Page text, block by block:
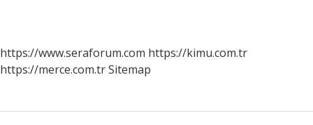
https://www.seraforum.com https://kimu.com.tr
https://merce.com.trSitemap